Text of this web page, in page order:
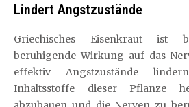
Lindert Angstzustände
Griechisches Eisenkraut ist
beruhigende Wirkung auf das
effektiv Angstzustände
Inhaltsstoffe dieser Pflanze